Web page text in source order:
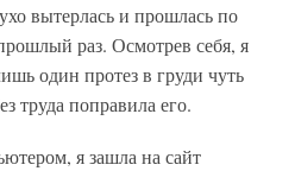
вытерлась и прошлась по
раз. Осмотрев себя, я
один протез в груди чуть
труда поправила его.
я зашла на сайт